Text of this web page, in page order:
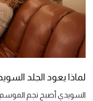
لماذا يعود الجلد
السويدي أصبح نجم الموسم